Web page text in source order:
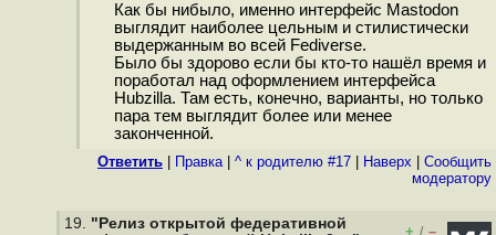
Как бы нибыло, именно интерфейс Mastodon
выглядит наиболее цельным и стилистически
выдержанным во всей Fediverse.
Было бы здорово если бы кто-то нашёл время и
поработал над оформлением интерфейса
Hubzilla. Там есть, конечно, варианты, но только
пара тем выглядит более или менее
законченной.
Ответить Правка| ^ к родителю #17 Наверх
Cообщить
модератору
19. "Релиз открытой федеративной
+ / –